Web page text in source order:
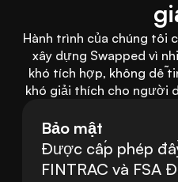
Hành trình của chúng tôi
xây dựng Swapped vì
khó tích hợp, không dễ
khó giải thích cho người
Bảo mật
Được cấp phép
FINTRAC và FSA